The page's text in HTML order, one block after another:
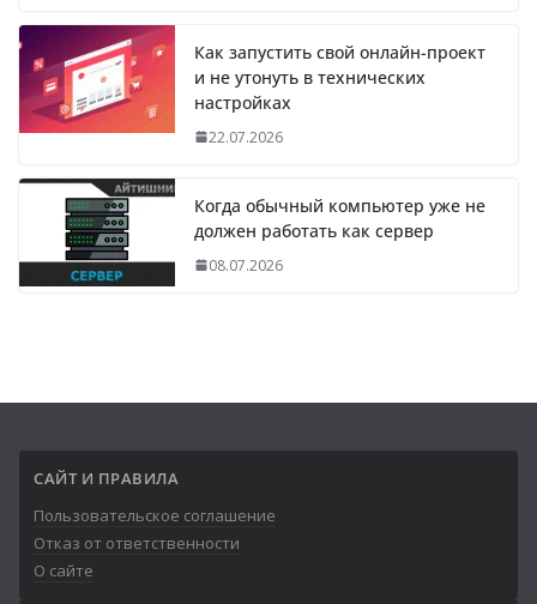
Как запустить свой онлайн-проект
и не утонуть в технических
настройках
22.07.2026
Когда обычный компьютер уже не
должен работать как сервер
08.07.2026
САЙТ И ПРАВИЛА
Пользовательское соглашение
Отказ от ответственности
О сайте